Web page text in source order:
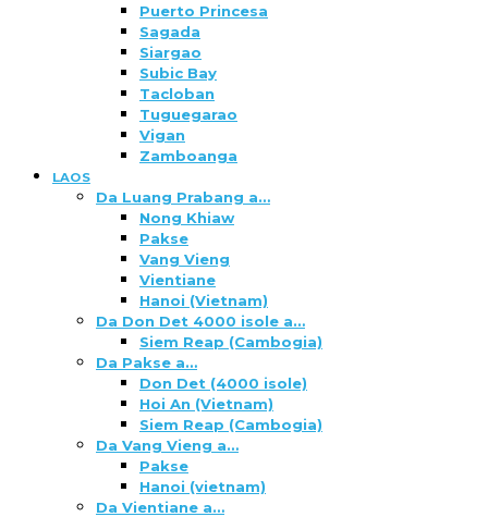
Puerto Princesa
Sagada
Siargao
Subic Bay
Tacloban
Tuguegarao
Vigan
Zamboanga
LAOS
Da Luang Prabang a…
Nong Khiaw
Pakse
Vang Vieng
Vientiane
Hanoi (Vietnam)
Da Don Det 4000 isole a…
Siem Reap (Cambogia)
Da Pakse a…
Don Det (4000 isole)
Hoi An (Vietnam)
Siem Reap (Cambogia)
Da Vang Vieng a…
Pakse
Hanoi (vietnam)
Da Vientiane a…